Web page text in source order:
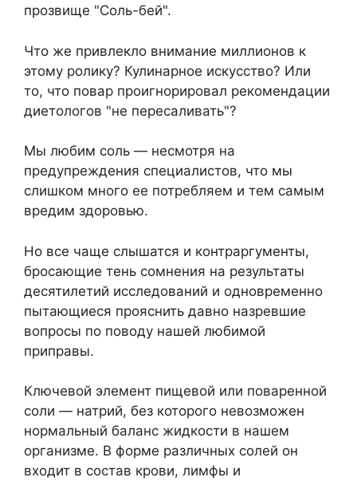
прозвище "Соль-бей".
Что же привлекло внимание миллионов к
этому ролику? Кулинарное искусство? Или
то, что повар проигнорировал рекомендации
диетологов "не пересаливать"?
Мы любим соль — несмотря на
предупреждения специалистов, что мы
слишком много ее потребляем и тем самым
вредим здоровью.
Но все чаще слышатся и контраргументы,
бросающие тень сомнения на результаты
десятилетий исследований и одновременно
пытающиеся прояснить давно назревшие
вопросы по поводу нашей любимой
приправы.
Ключевой элемент пищевой или поваренной
соли — натрий, без которого невозможен
нормальный баланс жидкости в нашем
организме. В форме различных солей он
входит в состав крови, лимфы и